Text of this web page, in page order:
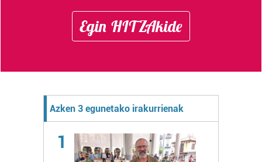
Egin HITZAkide
Azken 3 egunetako irakurrienak
1